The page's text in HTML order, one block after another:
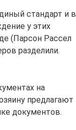
стандарт и в
у этих
(Парсон Рассел
разделили.
на
предлагают
документов.